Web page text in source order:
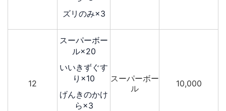
ズリのみ×3
12
スーパーボー
ル×20
いいきずぐす
り×10
げんきのかけ
ら×3
スーパーボー
ル
10,000